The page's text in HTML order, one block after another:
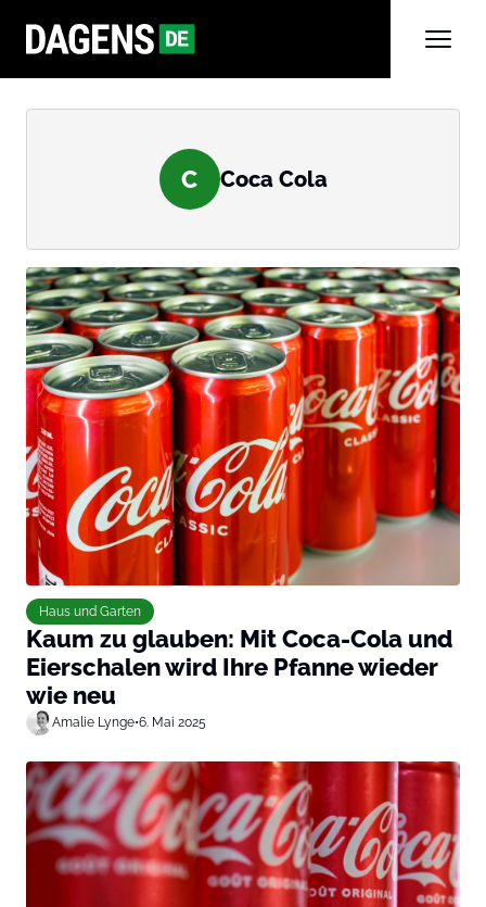
C Coca Cola
Haus und Garten
Kaum zu glauben: Mit Coca-Cola und
Eierschalen wird Ihre Pfanne wieder
wie neu
Amalie Lynge•6. Mai 2025